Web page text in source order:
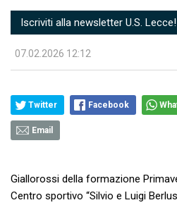
Iscriviti alla newsletter U.S. Lecce!
07.02.2026 12:12
Twitter Facebook
Email
Giallorossi della formazione
Centro sportivo “Silvio e Luigi